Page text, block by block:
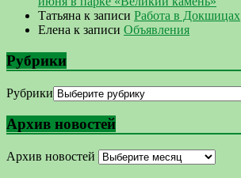
Татьяна к записи Работа в Докшицах
Елена к записи Объявления
Рубрики
Рубрики
Архив новостей
Архив новостей